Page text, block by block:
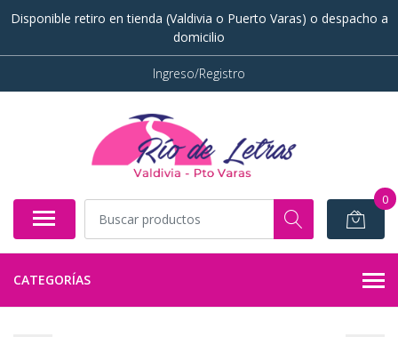
Disponible retiro en tienda (Valdivia o Puerto Varas) o despacho a
domicilio
Ingreso/Registro
0
CATEGORÍAS